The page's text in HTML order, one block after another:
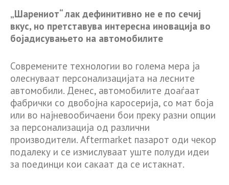
„Шарениот“ лак дефинитивно не е по сечиј
вкус, но претставува интересна иновација во
бојадисувањето на автомобилите
Современите технологии во голема мера ја
олеснуваат персонализацијата на лесните
автомобили. Денес, автомобилите доаѓаат
фабрички со двобојна каросерија, со мат боја
или во најневообичаени бои преку разни опции
за персонализација од различни
производители. Aftermarket пазарот оди чекор
подалеку и се измислуваат уште полуди идеи
за поединци кои сакаат да се истакнат.